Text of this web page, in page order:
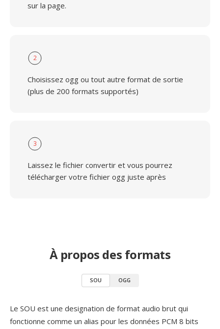
sur la page.
2
Choisissez ogg ou tout autre format de sortie
(plus de 200 formats supportés)
3
Laissez le fichier convertir et vous pourrez
télécharger votre fichier ogg juste après
À propos des formats
SOU OGG
Le SOU est une designation de format audio brut qui
fonctionne comme un alias pour les données PCM 8 bits